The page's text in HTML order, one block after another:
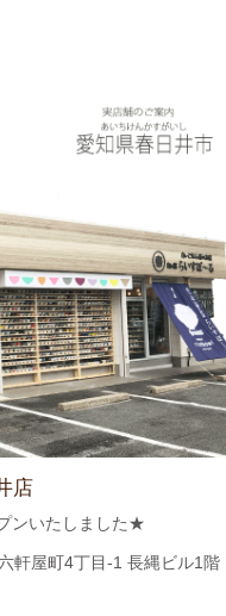
MOOK おでかけ春日井
ごはん器のお店 らいす
18日 、東海テレビ ぐっ
日井Jeep旅！』で 山口
ーる 春日井店にいらっ
たまらないおすすめご飯
店
ンいたしました★
軒屋町4丁目-1 長縄ビル1階